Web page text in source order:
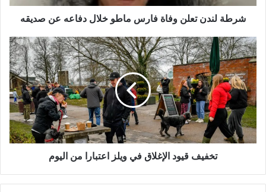
عن
صديقهشرطة لندن تعلن وفاة فارس ماطو خلال دفاعه عن صديقه
تخفيف
قيود
الإغلاق
في
ويلز
اعتبارا
من
اليوم
تخفيف قيود الإغلاق في ويلز اعتبارا من اليوم